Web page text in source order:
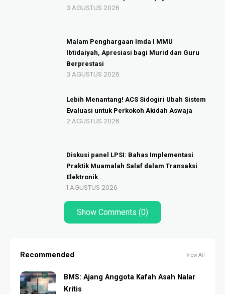
3 AGUSTUS 2026
Malam Penghargaan Imda I MMU
Ibtidaiyah, Apresiasi bagi Murid dan Guru
Berprestasi
3 AGUSTUS 2026
Lebih Menantang! ACS Sidogiri Ubah Sistem
Evaluasi untuk Perkokoh Akidah Aswaja
2 AGUSTUS 2026
Diskusi panel LPSI: Bahas Implementasi
Praktik Muamalah Salaf dalam Transaksi
Elektronik
1 AGUSTUS 2026
Show Comments (0)
Recommended View All
BMS: Ajang Anggota Kafah Asah Nalar
Kritis